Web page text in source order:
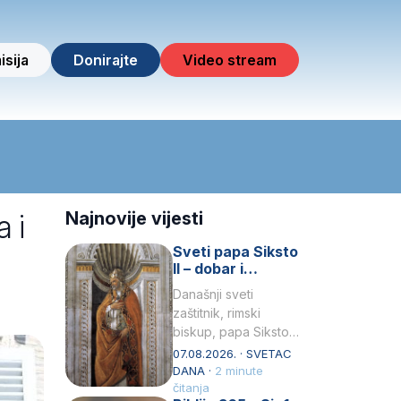
Donirajte Video stream
i
Najnovije vijesti
Sveti papa Siksto
II – dobar i
miroljubiv pastir
Današnji sveti
zaštitnik, rimski
biskup, papa Siksto
(Sixtus) II, prema
knjizi Liber
Pontificalis bio je
07.08.2026. · SVETAC
DANA · 2 minute
čitanja